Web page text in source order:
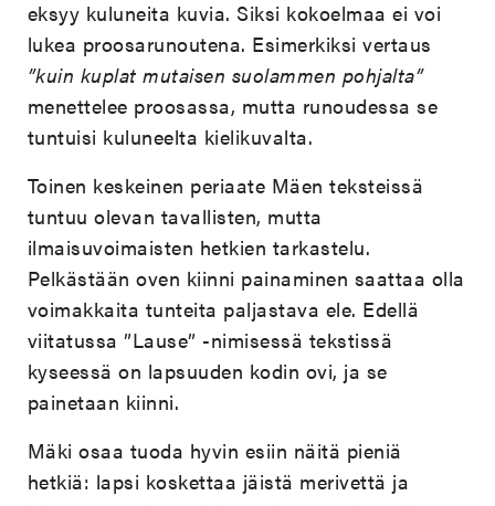
eksyy kuluneita kuvia. Siksi kokoelmaa ei voi
lukea proosarunoutena. Esimerkiksi vertaus
”kuin kuplat mutaisen suolammen pohjalta”
menettelee proosassa, mutta runoudessa se
tuntuisi kuluneelta kielikuvalta.
Toinen keskeinen periaate Mäen teksteissä
tuntuu olevan tavallisten, mutta
ilmaisuvoimaisten hetkien tarkastelu.
Pelkästään oven kiinni painaminen saattaa olla
voimakkaita tunteita paljastava ele. Edellä
viitatussa ”Lause” -nimisessä tekstissä
kyseessä on lapsuuden kodin ovi, ja se
painetaan kiinni.
Mäki osaa tuoda hyvin esiin näitä pieniä
hetkiä: lapsi koskettaa jäistä merivettä ja